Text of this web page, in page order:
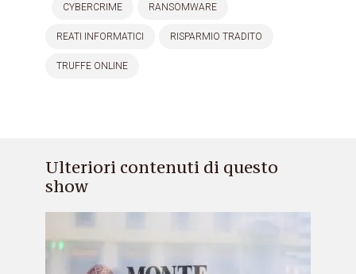
CYBERCRIME RANSOMWARE
REATI INFORMATICI RISPARMIO TRADITO
TRUFFE ONLINE
Ulteriori contenuti di questo
show